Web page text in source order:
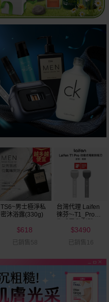
韓國 natureby~原
礦炭男士面膜
$17
已銷售3,325
Biore 蜜妮~ 黑色
妙鼻貼(10入) 男/
$75
已銷售1.7萬